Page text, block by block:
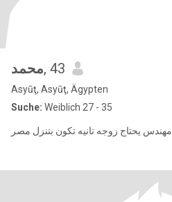
محمد, 43
Asyūţ, Asyūţ, Ägypten
Suche: Weiblich 27 - 35
مهندس يحتاج زوجه تانيه تكون بتنزل مصر